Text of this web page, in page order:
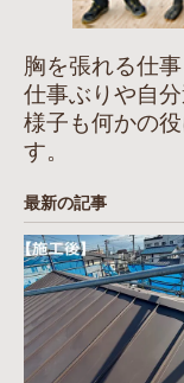
胸を張れる仕
仕事ぶりや自
様子も何かの
す。
最新の記事